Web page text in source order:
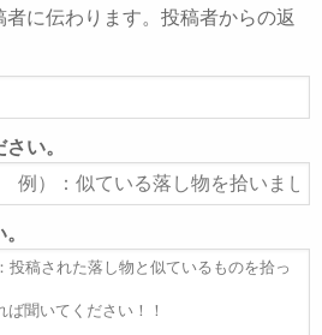
に伝わります。投稿者からの返
い。